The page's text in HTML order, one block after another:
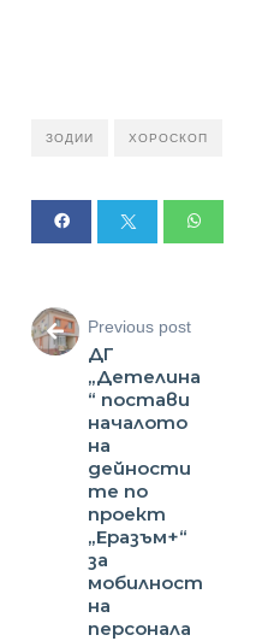
ЗОДИИ ХОРОСКОП
Previous post
ДГ
„Детелина
“ постави
началото
на
дейности
те по
проект
„Еразъм+“
за
мобилност
на
персонала